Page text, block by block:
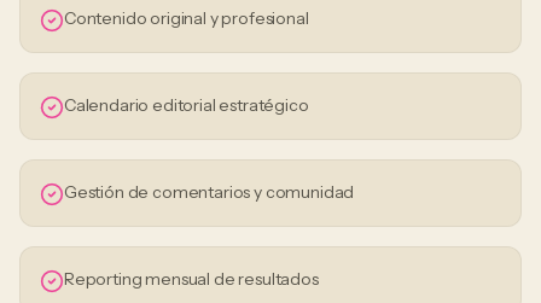
Contenido original y profesional
Calendario editorial estratégico
Gestión de comentarios y comunidad
Reporting mensual de resultados